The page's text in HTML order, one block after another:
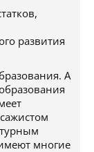
развития
А
многие